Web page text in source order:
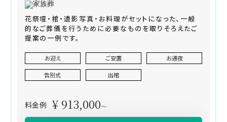
花祭壇・棺・遺影写真・お料理がセットになった、一般
的なご葬儀を行うために必要なものを取りそろえたご
提案の一例です。
お迎え ご安置 お通夜
告別式 出棺
料金例 ¥ 913,000～